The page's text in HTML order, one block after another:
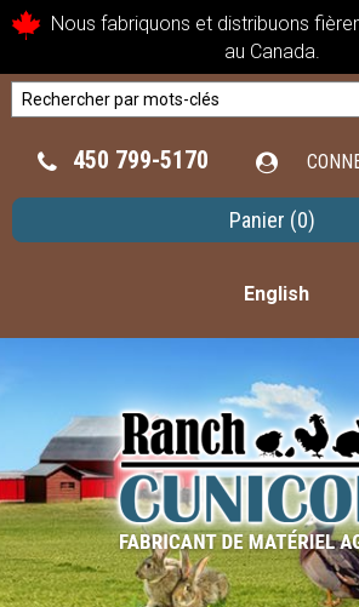
Nous fabriquons et distribuons
au Canada.
450 799-5170
Panier (0)
English